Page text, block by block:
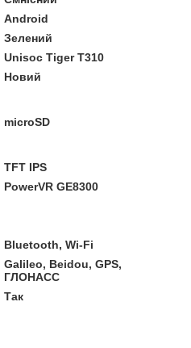
Android
Зелений
Unisoc Tiger T310
Новий
microSD
TFT IPS
PowerVR GE8300
Bluetooth, Wi-Fi
Galileo, Beidou, GPS,
ГЛОНАСС
Так